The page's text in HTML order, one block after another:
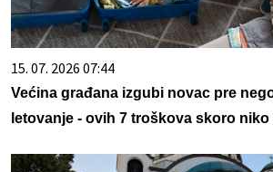
15. 07. 2026 07:44
Većina građana izgubi novac pre
letovanje - ovih 7 troškova skoro